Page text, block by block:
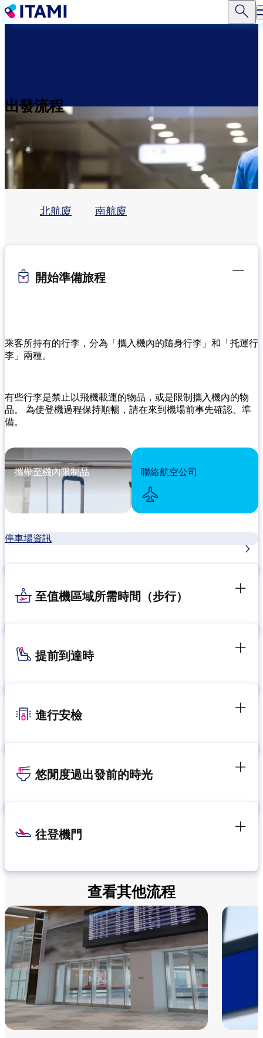
移
至
出發流程
北航廈 南航廈
開始準備旅程
乘客所持有的行李，分為「攜入機內的隨身行李」和「托運行
李」兩種。
有些行李是禁止以飛機載運的物品，或是限制攜入機內的物
品。 為使登機過程保持順暢，請在來到機場前事先確認、準
備。
攜帶至機內限制品 聯絡航空公司
停車場資訊
至值機區域所需時間（步行）
提前到達時
進行安檢
悠閒度過出發前的時光
往登機門
查看其他流程